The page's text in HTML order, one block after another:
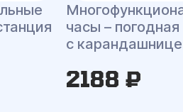
часы –
с
2188 ₽